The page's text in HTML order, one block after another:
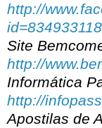
http://
id=834933118
Site
http://
Informática
http://
Apostilas de